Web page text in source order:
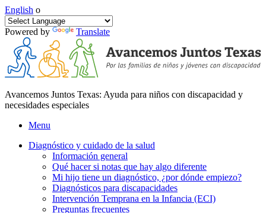
English o
Powered by Translate
Avancemos Juntos Texas: Ayuda para niños con discapacidad y
necesidades especiales
Menu
Diagnóstico y cuidado de la salud
Información general
Qué hacer si notas que hay algo diferente
Mi hijo tiene un diagnóstico, ¿por dónde empiezo?
Diagnósticos para discapacidades
Intervención Temprana en la Infancia (ECI)
Preguntas frecuentes